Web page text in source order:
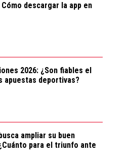
descargar la app en
2026: ¿Son fiables el
apuestas deportivas?
ampliar su buen
para el triunfo ante